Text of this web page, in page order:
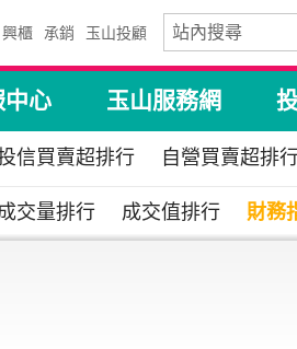
興櫃 承銷 玉山投顧
中心 玉山服務網
信買賣超排行 自營買賣超排
交量排行 成交值排行 財務